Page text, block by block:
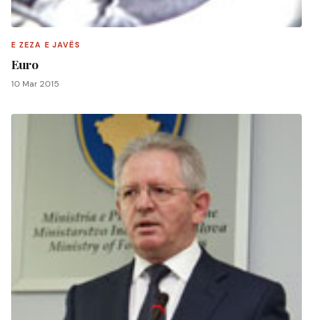
E ZEZA E JAVËS
Euro
10 Mar 2015